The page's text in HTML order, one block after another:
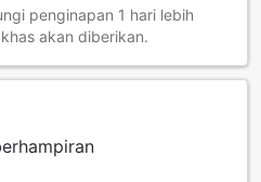
penginapan 1 hari lebih
akan diberikan.